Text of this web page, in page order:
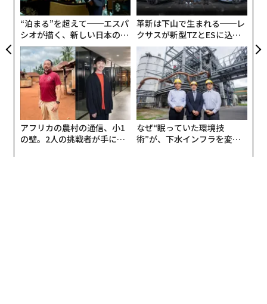
“泊まる”を超えて──エスパ
シオが描く、新しい日本のラ
グジュアリー（前編）
革新は下山で生まれる──レ
クサスが新型TZとESに込め
た「DISCOVER」の哲学
アフリカの農村の通信、小1
の壁。2人の挑戦者が手にし
なぜ“眠っていた環境技
術”が、下水インフラを変え